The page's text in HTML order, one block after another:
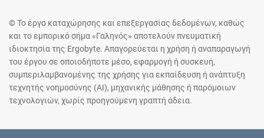
© Το έργο καταχώρησης και επεξεργασίας δεδομένων, καθώς
και το εμπορικό σήμα «Γαληνός» αποτελούν πνευματική
ιδιοκτησία της Ergobyte. Απαγορεύεται η χρήση ή αναπαραγωγή
του έργου σε οποιοδήποτε μέσο, εφαρμογή ή συσκευή,
συμπεριλαμβανομένης της χρήσης για εκπαίδευση ή ανάπτυξη
τεχνητής νοημοσύνης (AI), μηχανικής μάθησης ή παρόμοιων
τεχνολογιών, χωρίς προηγούμενη γραπτή άδεια.